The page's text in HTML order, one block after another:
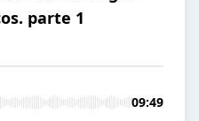
parte 1
09:49